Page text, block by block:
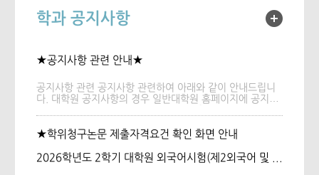
학과 공지사항
★공지사항 관련 안내★
공지사항 관련 공지사항 관련하여 아래와 같이 안내드립니
다. 대학원 공지사항의 경우 일반대학원 홈페이지에 공지되
기 바랍니다. 일반대학원 홈페이지 :
★학위청구논문 제출자격요건 확인 화면 안내
2026학년도 2학기 대학원 외국어시험(제2외국어 및 한국어) 접수(응시료 납부 기간 변경)